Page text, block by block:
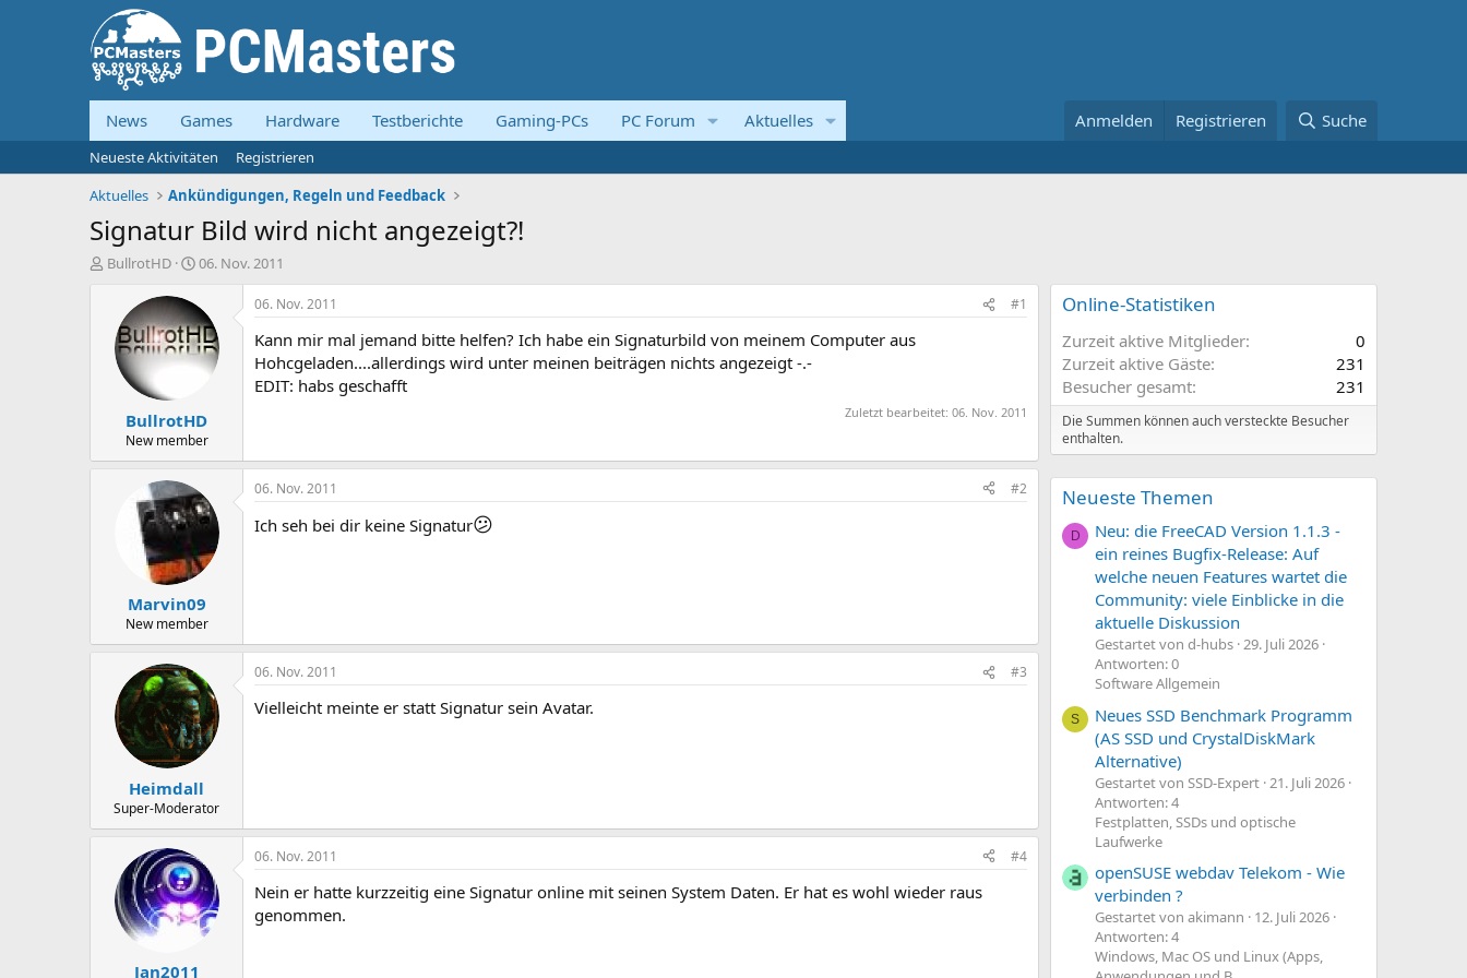
News Games Hardware Testberichte Gaming-PCs PC Forum Aktuelles Anmelden Registrieren Suche
Neueste Aktivitäten
Registrieren
Aktuelles
Ankündigungen, Regeln und Feedback
Signatur Bild wird nicht angezeigt?!
E
BullrotHD
E
s
t
e
l
a
m
06. Nov. 2011
BullrotHD
New member
06. Nov. 2011 #1
Kann mir mal jemand bitte helfen? Ich habe ein Signaturbild von meinem Computer aus
Hohcgeladen....allerdings wird unter meinen beiträgen nichts angezeigt -.-
EDIT: habs geschafft
Zuletzt bearbeitet: 06. Nov. 2011
Marvin09
New member
06. Nov. 2011 #2
Ich seh bei dir keine Signatur😕
Heimdall
Super-Moderator
06. Nov. 2011 #3
Vielleicht meinte er statt Signatur sein Avatar.
Jan2011
06. Nov. 2011 #4
Nein er hatte kurzzeitig eine Signatur online mit seinen System Daten. Er hat es wohl wieder raus
genommen.
Online-Statistiken
Zurzeit aktive Mitglieder
0
Zurzeit aktive Gäste
231
Besucher gesamt
231
Die Summen können auch versteckte Besucher
enthalten.
Neueste Themen
D
Neu: die FreeCAD Version 1.1.3 -
ein reines Bugfix-Release: Auf
welche neuen Features wartet die
Community: viele Einblicke in die
aktuelle Diskussion
Gestartet von d-hubs 29. Juli 2026
Antworten: 0
Software Allgemein
S
Neues SSD Benchmark Programm
(AS SSD und CrystalDiskMark
Alternative)
Gestartet von SSD-Expert 21. Juli 2026
Antworten: 4
Festplatten, SSDs und optische
Laufwerke
openSUSE webdav Telekom - Wie
verbinden ?
Gestartet von akimann
12. Juli 2026
Antworten: 4
Windows, Mac OS und Linux (Apps,